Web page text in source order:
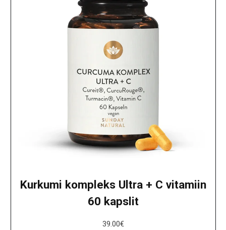
Kurkumi kompleks Ultra + C vitamiin
60 kapslit
39.00€